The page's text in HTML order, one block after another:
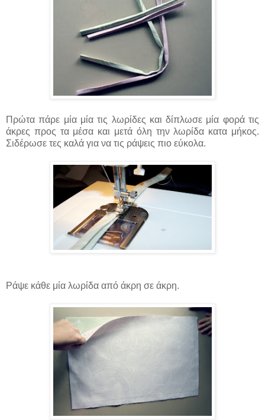
Πρώτα πάρε μία μία τις λωρίδες και δίπλωσε μία φορά τις
άκρες προς τα μέσα και μετά όλη την λωρίδα κατα μήκος.
Σιδέρωσε τες καλά για να τις ράψεις πιο εύκολα.
Ράψε κάθε μία λωρίδα από άκρη σε άκρη.